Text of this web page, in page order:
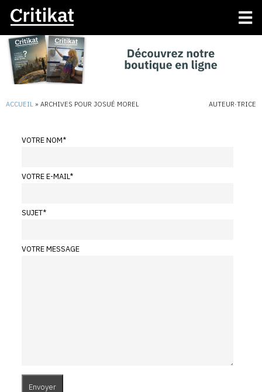
ACCUEIL » ARCHIVES POUR JOSUÉ MOREL AUTEUR·TRICE
VOTRE NOM*
VOTRE E-MAIL*
SUJET*
VOTRE MESSAGE